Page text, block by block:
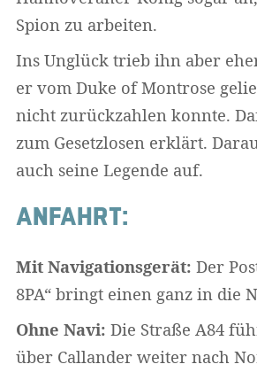
Spion zu arbeiten.
Ins Unglück trieb ihn aber
er vom Duke of Montrose
nicht zurückzahlen konnte.
zum Gesetzlosen erklärt.
auch seine Legende auf.
ANFAHRT:
Mit Navigationsgerät: Der
8PA“ bringt einen ganz in die
Ohne Navi: Die Straße A84
über Callander weiter nach